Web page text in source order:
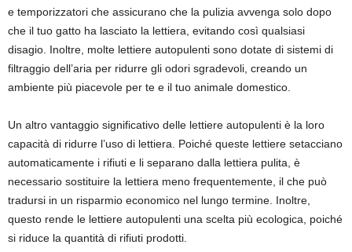
e temporizzatori che assicurano che la pulizia avvenga solo dopo
che il tuo gatto ha lasciato la lettiera, evitando così qualsiasi
disagio. Inoltre, molte lettiere autopulenti sono dotate di sistemi di
filtraggio dell’aria per ridurre gli odori sgradevoli, creando un
ambiente più piacevole per te e il tuo animale domestico.
Un altro vantaggio significativo delle lettiere autopulenti è la loro
capacità di ridurre l’uso di lettiera. Poiché queste lettiere setacciano
automaticamente i rifiuti e li separano dalla lettiera pulita, è
necessario sostituire la lettiera meno frequentemente, il che può
tradursi in un risparmio economico nel lungo termine. Inoltre,
questo rende le lettiere autopulenti una scelta più ecologica, poiché
si riduce la quantità di rifiuti prodotti.